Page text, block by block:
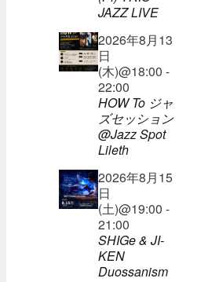
JAZZ LIVE
2026年8月13
日
(木)@18:00 -
22:00
HOW To ジャ
ズセッション
@Jazz Spot
Lileth
2026年8月15
日
(土)@19:00 -
21:00
SHIGe & JI-
KEN
Duossanism